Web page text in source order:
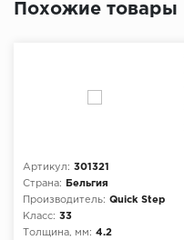
Похожие товары
Артикул: 301321
Страна:
Бельгия
Производитель: Quick Step
Класс: 33
Толщина, мм: 4.2